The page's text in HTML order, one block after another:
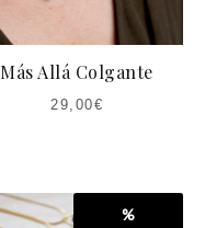
Más Allá Colgante
29,00€
%